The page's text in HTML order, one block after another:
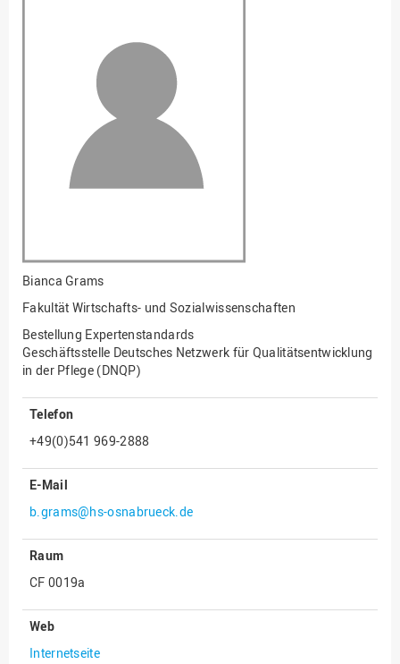
und Informatik
Fakultät Management,
Kultur und Technik
Fakultät Wirtschafts- und
Sozialwissenschaften
Finanzen
Gesellschaftliches
Hochschulleitung
Hochschulplanung/-
strategie
IT Service Center
Kommunikation und
Marketing
LearningCenter
Personal
Personalentwicklung
Bianca Grams
Fakultät Wirtschafts- und Sozialwissenschaften
Bestellung Expertenstandards
Geschäftsstelle Deutsches Netzwerk für Qualitätsentwicklung
in der Pflege (DNQP)
Telefon
+49(0)541 969-2888
E-Mail
b.grams@hs-osnabrueck.de
Raum
CF 0019a
Web
Internetseite